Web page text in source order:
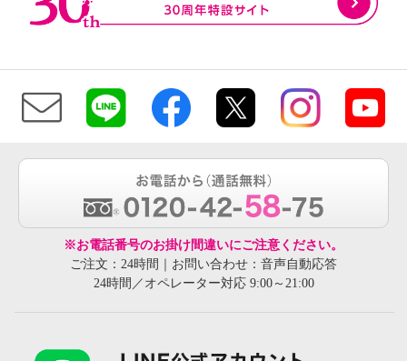
※お電話番号のお掛け間違いにご注意ください。
ご注文：24時間｜お問い合わせ：音声自動応答
24時間／オペレーター対応 9:00～21:00